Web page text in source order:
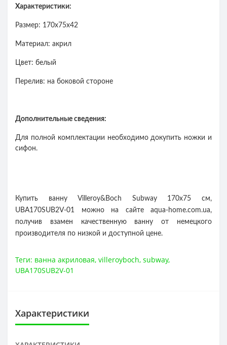
Характеристики:
Размер: 170x75x42
Материал: акрил
Цвет: белый
Перелив: на боковой стороне
Дополнительные сведения:
Для полной комплектации необходимо докупить ножки и
сифон.
Купить ванну Villeroy&Boch Subway 170x75 см,
UBA170SUB2V-01 можно на сайте aqua-home.com.ua,
получив взамен качественную ванну от немецкого
производителя по низкой и доступной цене.
Теги: ванна акриловая, villeroyboch, subway,
UBA170SUB2V-01
Характеристики